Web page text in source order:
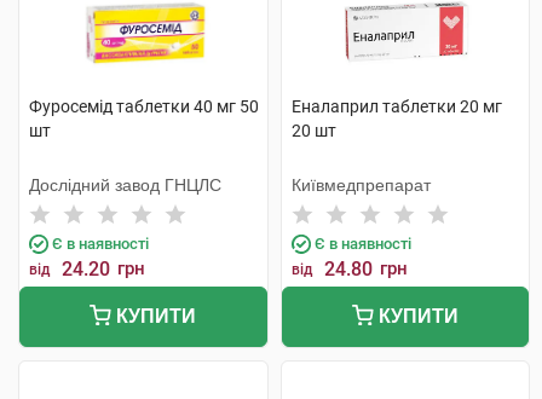
Фуросемід таблетки 40 мг 50
шт
Дослідний завод ГНЦЛС
Є в наявності
від 24.20 грн
КУПИТИ
Еналаприл таблетки 20 мг
20 шт
Київмедпрепарат
Є в наявності
від 24.80 грн
КУПИТИ